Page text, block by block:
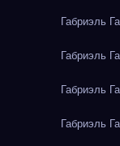
Габриэль
Габриэль
Габриэль
Габриэль